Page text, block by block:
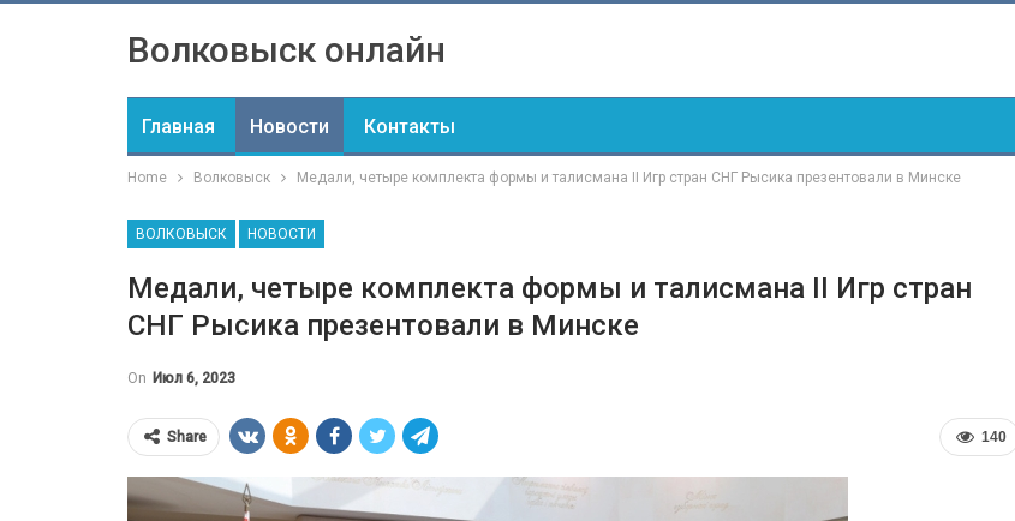
Волковыск онлайн
Главная Новости Контакты
Home Волковыск Медали, четыре комплекта формы и талисмана II Игр стран СНГ Рысика презентовали в Минске
ВОЛКОВЫСК НОВОСТИ
Медали, четыре комплекта формы и талисмана II Игр стран
СНГ Рысика презентовали в Минске
On Июл 6, 2023
140
Share